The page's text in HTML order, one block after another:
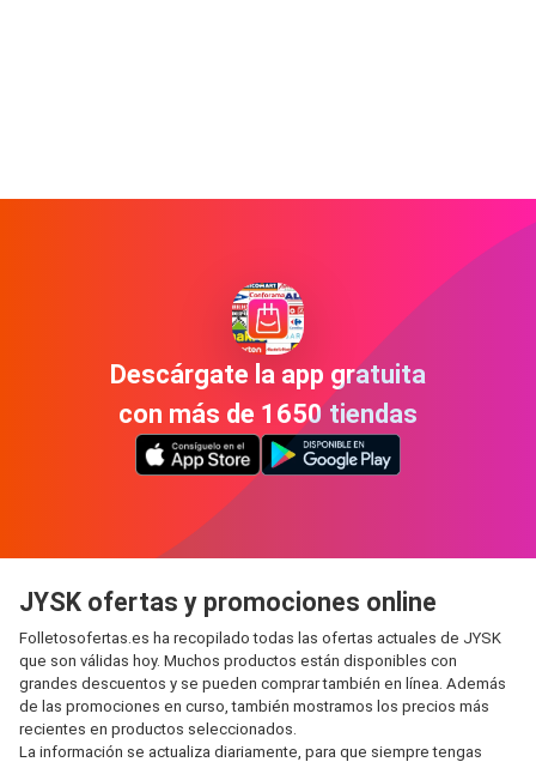
Descárgate la app gratuita
con más de 1650 tiendas
JYSK ofertas y promociones online
Folletosofertas.es ha recopilado todas las ofertas actuales de JYSK
que son válidas hoy. Muchos productos están disponibles con
grandes descuentos y se pueden comprar también en línea. Además
de las promociones en curso, también mostramos los precios más
recientes en productos seleccionados.
La información se actualiza diariamente, para que siempre tengas